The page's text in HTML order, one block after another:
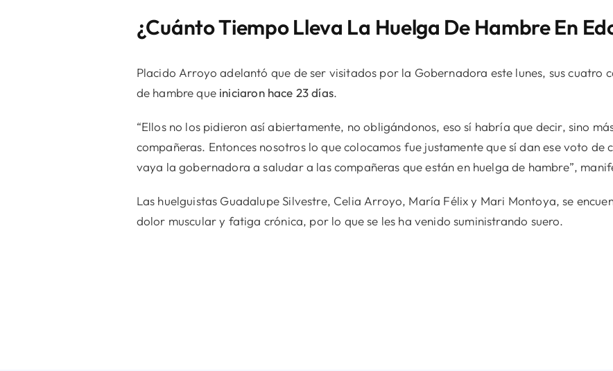
¿Cuánto Tiempo Lleva La Huelga De Hambre En
Placido Arroyo adelantó que de ser visitados por la Gobernadora este lunes, sus cuatro
de hambre que iniciaron hace 23 días.
“Ellos no los pidieron así abiertamente, no obligándonos, eso sí habría que decir, sino
compañeras. Entonces nosotros lo que colocamos fue justamente que sí dan ese voto de
vaya la gobernadora a saludar a las compañeras que están en huelga de hambre”,
Las huelguistas Guadalupe Silvestre, Celia Arroyo, María Félix y Mari Montoya, se
dolor muscular y fatiga crónica, por lo que se les ha venido suministrando suero.